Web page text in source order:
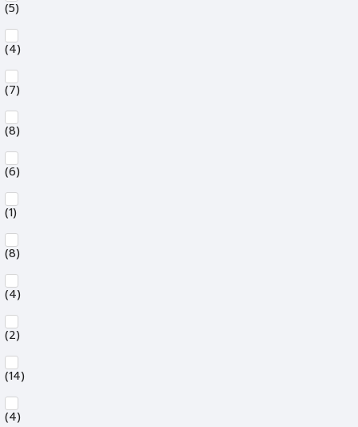
(5)
(4)
(7)
(8)
(6)
(1)
(8)
(4)
(2)
(14)
(4)